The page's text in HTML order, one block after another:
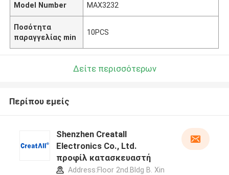
Model Number MAX3232
Ποσότητα
παραγγελίας min
10PCS
Δείτε περισσότερων
Περίπου εμείς
Shenzhen Creatall
Electronics Co., Ltd.
προφίλ κατασκευαστή
Address:Floor 2nd.Bldg B. Xin